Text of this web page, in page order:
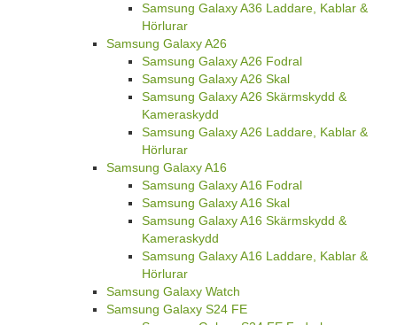
Samsung Galaxy A36 Laddare, Kablar &
Hörlurar
Samsung Galaxy A26
Samsung Galaxy A26 Fodral
Samsung Galaxy A26 Skal
Samsung Galaxy A26 Skärmskydd &
Kameraskydd
Samsung Galaxy A26 Laddare, Kablar &
Hörlurar
Samsung Galaxy A16
Samsung Galaxy A16 Fodral
Samsung Galaxy A16 Skal
Samsung Galaxy A16 Skärmskydd &
Kameraskydd
Samsung Galaxy A16 Laddare, Kablar &
Hörlurar
Samsung Galaxy Watch
Samsung Galaxy S24 FE